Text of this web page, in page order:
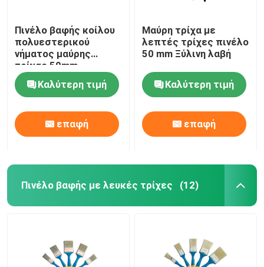
Πινέλο βαφής κοίλου
πολυεστερικού
νήματος μαύρης
τρίχας 50mm
Καλύτερη τιμή
επαφή
Μαύρη τρίχα με
λεπτές τρίχες πινέλο
50 mm Ξύλινη λαβή
Καλύτερη τιμή
επαφή
Πινέλο βαφής με λευκές τρίχες (12)